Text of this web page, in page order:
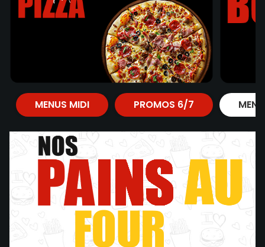
MENUS MIDI PROMOS 6/7